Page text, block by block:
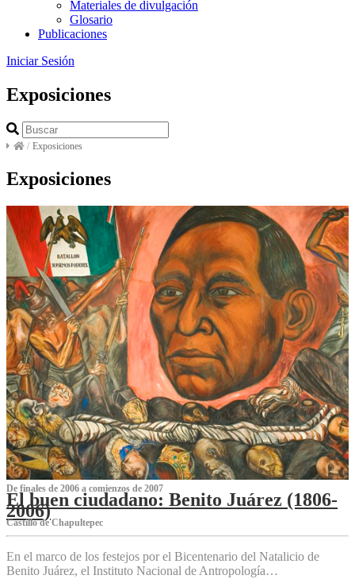
Materiales de divulgación
Glosario
Publicaciones
Iniciar Sesión
Exposiciones
/ Exposiciones
Exposiciones
De finales de 2006 a comienzos de 2007
El buen ciudadano: Benito Juárez (1806-
2006)
Castillo de Chapultepec
En el marco de los festejos por el Bicentenario del Natalicio de
Benito Juárez, el Instituto Nacional de Antropología…